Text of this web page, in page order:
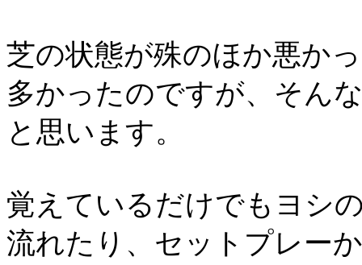
芝の状態が殊のほか悪か
多かったのですが、そん
と思います。
覚えているだけでもヨシ
流れたり、セットプレー